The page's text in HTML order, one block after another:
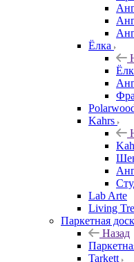
Ёлка
Kahrs
Lab Arte
Living
Паркетная
Назад
Tarkett